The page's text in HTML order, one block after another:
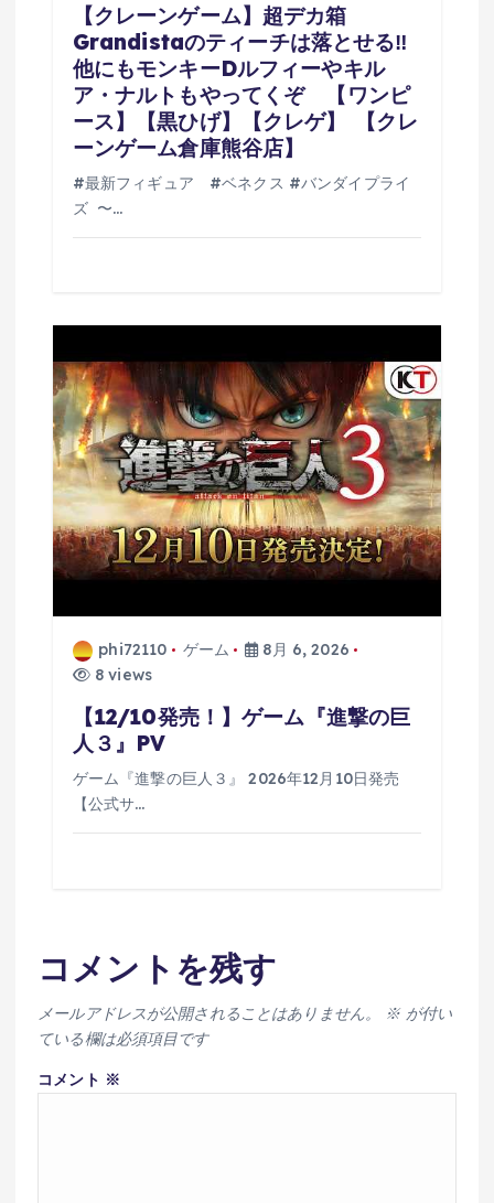
【クレーンゲーム】超デカ箱
Grandistaのティーチは落とせる‼︎
他にもモンキーDルフィーやキル
ア・ナルトもやってくぞ 【ワンピ
ース】【黒ひげ】【クレゲ】 【クレ
ーンゲーム倉庫熊谷店】
#最新フィギュア #ベネクス #バンダイプライ
ズ 〜…
phi72110 ゲーム
8月 6, 2026
8 views
【12/10発売！】ゲーム『進撃の巨
人３』PV
ゲーム『進撃の巨人３』 2026年12月10日発売
【公式サ…
コメントを残す
メールアドレスが公開されることはありません。 ※が付い
ている欄は必須項目です
コメント ※